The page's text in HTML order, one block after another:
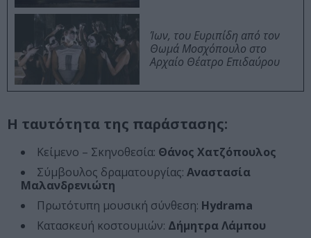
Ίων, του Ευριπίδη από τον
Θωμά Μοσχόπουλο στο
Αρχαίο Θέατρο Επιδαύρου
Η ταυτότητα της παράστασης:
Κείμενο – Σκηνοθεσία: Θάνος Χατζόπουλος
Σύμβουλος δραματουργίας: Αναστασία
Μαλανδρενιώτη
Πρωτότυπη μουσική σύνθεση: Hydrama
Kατασκευή κοστουμιών: Δήμητρα Λάμπου